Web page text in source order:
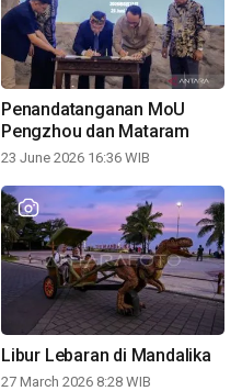
Penandatanganan MoU
Pengzhou dan Mataram
23 June 2026 16:36 WIB
Libur Lebaran di Mandalika
27 March 2026 8:28 WIB